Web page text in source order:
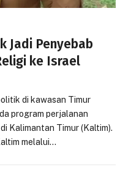
Jadi Penyebab
ke Israel
di kawasan Timur
program perjalanan
Kalimantan Timur (Kaltim).
melalui…